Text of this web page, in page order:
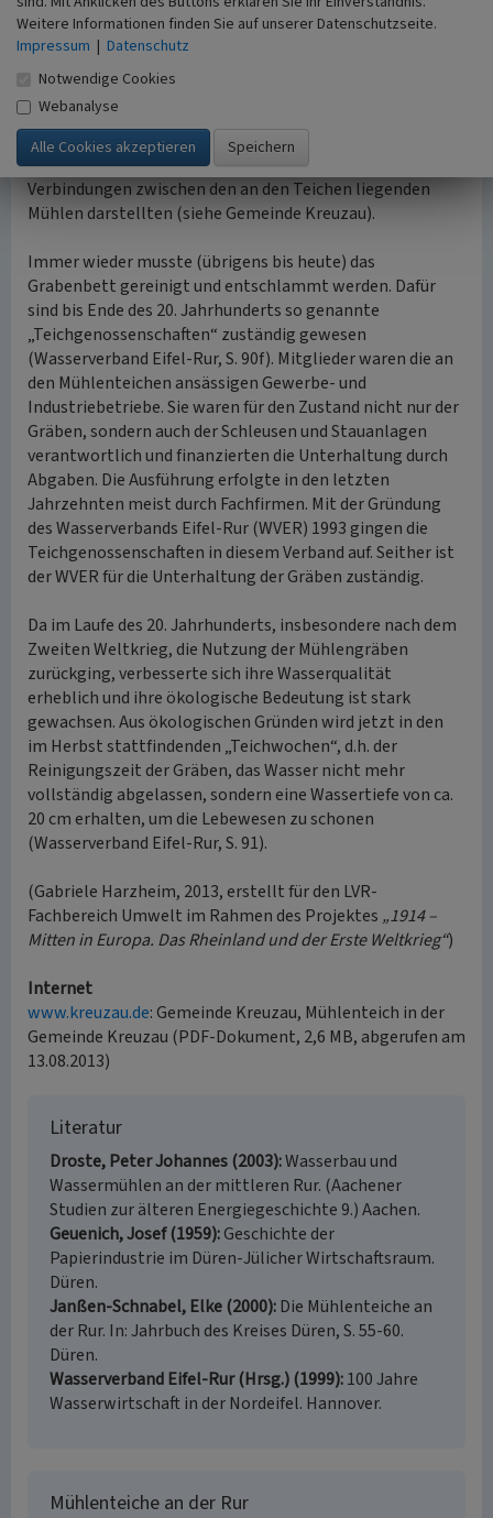
allem durch die sorgfältige Uferbefestigung
unterscheiden. Die Steilufer wurden mit Weidengeflecht
zwischen Eichenpfählen befestigt. Streckenweise waren
sie auch mit Erlen bepflanzt, deren Wurzeln das Erdreich
am Steilufer festhielten. Häufig führten (und führen bis
heute) Wege parallel der Gräben, die heute
Freizeitfunktionen haben, früher dagegen wichtige
Verbindungen zwischen den an den Teichen liegenden
Mühlen darstellten (siehe Gemeinde Kreuzau).
Immer wieder musste (übrigens bis heute) das
Grabenbett gereinigt und entschlammt werden. Dafür
sind bis Ende des 20. Jahrhunderts so genannte
„Teichgenossenschaften“ zuständig gewesen
(Wasserverband Eifel-Rur, S. 90f). Mitglieder waren die an
den Mühlenteichen ansässigen Gewerbe- und
Industriebetriebe. Sie waren für den Zustand nicht nur der
Gräben, sondern auch der Schleusen und Stauanlagen
verantwortlich und finanzierten die Unterhaltung durch
Abgaben. Die Ausführung erfolgte in den letzten
Jahrzehnten meist durch Fachfirmen. Mit der Gründung
des Wasserverbands Eifel-Rur (WVER) 1993 gingen die
Teichgenossenschaften in diesem Verband auf. Seither ist
der WVER für die Unterhaltung der Gräben zuständig.
Da im Laufe des 20. Jahrhunderts, insbesondere nach dem
Zweiten Weltkrieg, die Nutzung der Mühlengräben
zurückging, verbesserte sich ihre Wasserqualität
erheblich und ihre ökologische Bedeutung ist stark
gewachsen. Aus ökologischen Gründen wird jetzt in den
im Herbst stattfindenden „Teichwochen“, d.h. der
Reinigungszeit der Gräben, das Wasser nicht mehr
vollständig abgelassen, sondern eine Wassertiefe von ca.
20 cm erhalten, um die Lebewesen zu schonen
(Wasserverband Eifel-Rur, S. 91).
(Gabriele Harzheim, 2013, erstellt für den LVR-
Fachbereich Umwelt im Rahmen des Projektes „1914 –
Mitten in Europa. Das Rheinland und der Erste Weltkrieg“)
Internet
www.kreuzau.de: Gemeinde Kreuzau, Mühlenteich in der
Gemeinde Kreuzau (PDF-Dokument, 2,6 MB, abgerufen am
13.08.2013)
Literatur
Droste, Peter Johannes (2003) Wasserbau und
Wassermühlen an der mittleren Rur. (Aachener
Studien zur älteren Energiegeschichte 9.) Aachen.
Geuenich, Josef (1959) Geschichte der
Papierindustrie im Düren-Jülicher Wirtschaftsraum.
Düren.
Janßen-Schnabel, Elke (2000) Die Mühlenteiche an
der Rur. In: Jahrbuch des Kreises Düren, S. 55-60.
Düren.
Wasserverband Eifel-Rur (Hrsg.) (1999) 100 Jahre
Wasserwirtschaft in der Nordeifel. Hannover.
Mühlenteiche an der Rur
Weitere Informationen finden Sie auf unserer Datenschutzseite.
Impressum | Datenschutz
Notwendige Cookies
Webanalyse